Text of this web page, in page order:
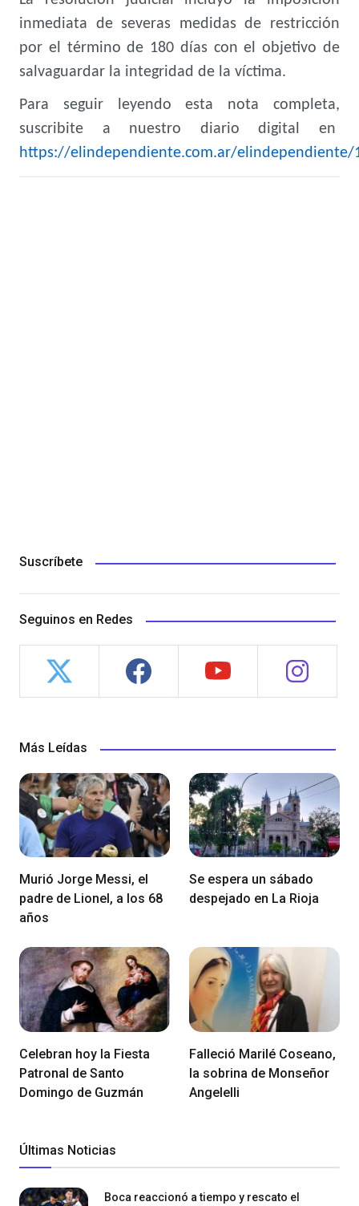
inmediata de severas medidas de restricción
por el término de 180 días con el objetivo de
salvaguardar la integridad de la víctima.
Para seguir leyendo esta nota completa,
suscribite a nuestro diario digital en
https://elindependiente.com.ar/elindependiente/
Suscríbete
Seguinos en Redes
Más Leídas
Murió Jorge Messi, el
padre de Lionel, a los 68
años
Se espera un sábado
despejado en La Rioja
Celebran hoy la Fiesta
Patronal de Santo
Domingo de Guzmán
Falleció Marilé Coseano,
la sobrina de Monseñor
Angelelli
Últimas Noticias
Boca reaccionó a tiempo y rescato el